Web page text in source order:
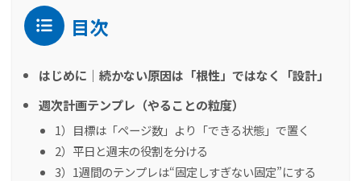
目次
はじめに｜続かない原因は「根性」ではなく「設計」
週次計画テンプレ（やることの粒度）
1）目標は「ページ数」より「できる状態」で置く
2）平日と週末の役割を分ける
3）1週間のテンプレは“固定しすぎない固定”にする